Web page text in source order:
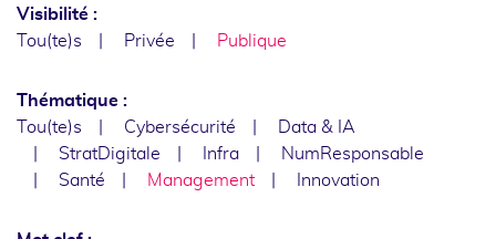
Visibilité :
Tou(te)s
Privée Publique
Thématique :
Tou(te)s
Cybersécurité
Data & IA
StratDigitale
Infra
NumResponsable
Santé
Management Innovation